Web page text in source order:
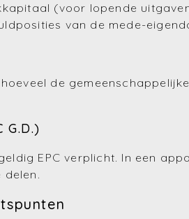
(voor lopende
van de mede-
de
G.D.)
EPC verplicht. In een
delen.